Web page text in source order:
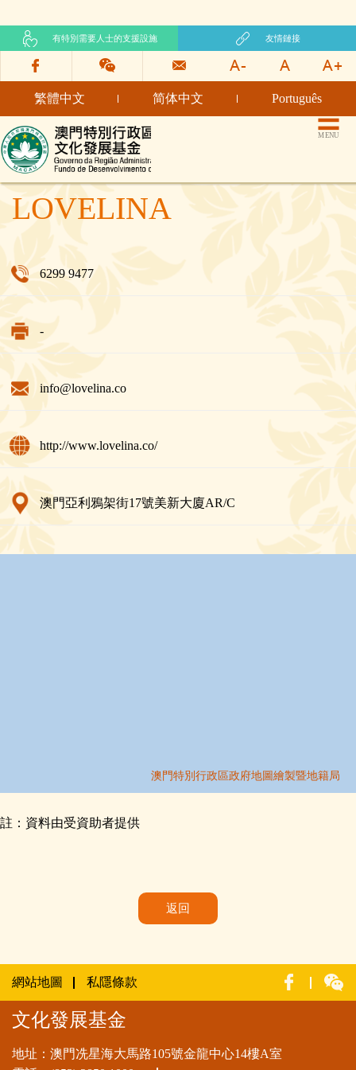
有特別需要人士的支援設施 友情鏈接
繁體中文 简体中文 Português
文化發展基金網頁 MENU
REPÚBLICA
LOVELINA
6299 9477
-
info@lovelina.co
http://www.lovelina.co/
澳門亞利鴉架街17號美新大廈AR/C
註：資料由受資助者提供
返回
網站地圖 私隱條款
文化發展基金
地址：澳門冼星海大馬路105號金龍中心14樓A室